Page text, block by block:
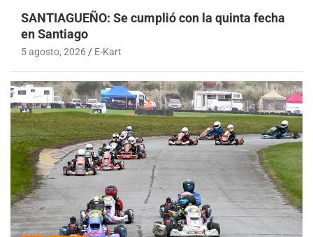
SANTIAGUEÑO: Se cumplió con la quinta fecha
en Santiago
5 agosto, 2026 E-Kart